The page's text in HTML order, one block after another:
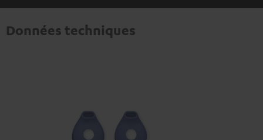
Données techniques